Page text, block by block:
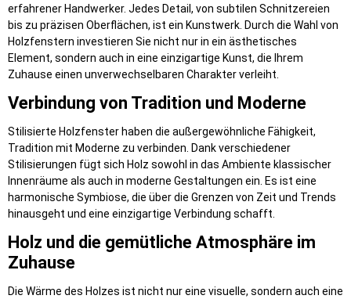
erfahrener Handwerker. Jedes Detail, von subtilen Schnitzereien
bis zu präzisen Oberflächen, ist ein Kunstwerk. Durch die Wahl von
Holzfenstern investieren Sie nicht nur in ein ästhetisches
Element, sondern auch in eine einzigartige Kunst, die Ihrem
Zuhause einen unverwechselbaren Charakter verleiht.
Verbindung von Tradition und Moderne
Stilisierte Holzfenster haben die außergewöhnliche Fähigkeit,
Tradition mit Moderne zu verbinden. Dank verschiedener
Stilisierungen fügt sich Holz sowohl in das Ambiente klassischer
Innenräume als auch in moderne Gestaltungen ein. Es ist eine
harmonische Symbiose, die über die Grenzen von Zeit und Trends
hinausgeht und eine einzigartige Verbindung schafft.
Holz und die gemütliche Atmosphäre im
Zuhause
Die Wärme des Holzes ist nicht nur eine visuelle, sondern auch eine